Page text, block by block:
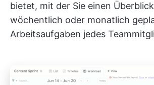
bietet, mit der Sie einen
wöchentlich oder monatlich
Arbeitsaufgaben jedes